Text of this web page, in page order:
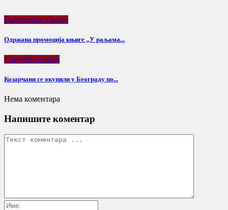
Претходни чланак
Oдржана промоција књиге „У раљама...
Следећи чланак
Козарчани се окупили у Београду по...
Нема коментара
Напишите коментар